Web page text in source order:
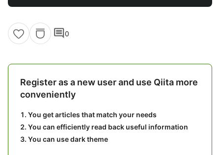
comment0
Register as a new user and use Qiita more
conveniently
You get articles that match your needs
You can efficiently read back useful information
You can use dark theme